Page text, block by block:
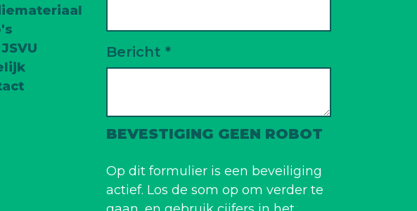
Bericht *
BEVESTIGING GEEN ROBOT
Op dit formulier is een beveiliging
actief. Los de som op om verder te